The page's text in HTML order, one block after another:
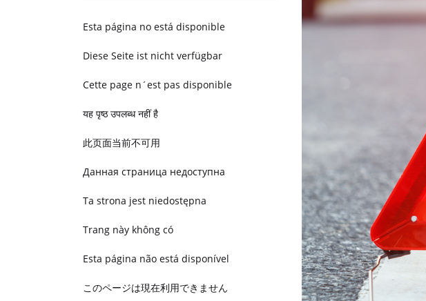
Esta página no está disponible
Diese Seite ist nicht verfügbar
Cette page n´est pas disponible
यह पृष्ठ उपलब्ध नहीं है
此页面当前不可用
Данная страница недоступна
Ta strona jest niedostępna
Trang này không có
Esta página não está disponível
このページは現在利用できません